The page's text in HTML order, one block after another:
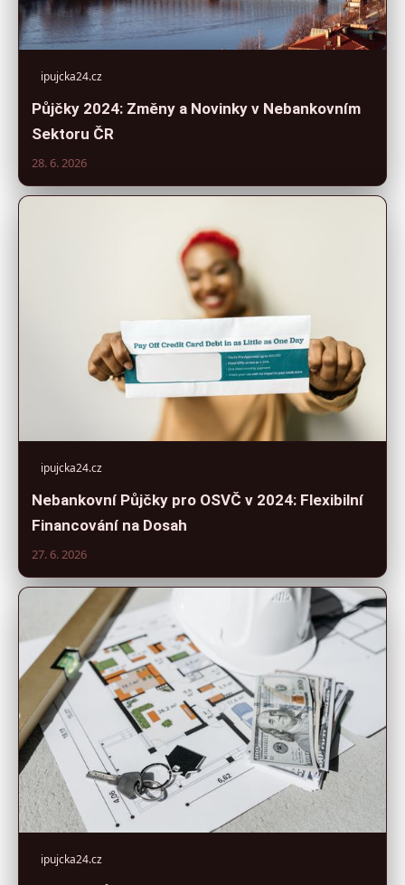
ipujcka24.cz
Půjčky 2024: Změny a Novinky v Nebankovním
Sektoru ČR
28. 6. 2026
ipujcka24.cz
Nebankovní Půjčky pro OSVČ v 2024: Flexibilní
Financování na Dosah
27. 6. 2026
ipujcka24.cz